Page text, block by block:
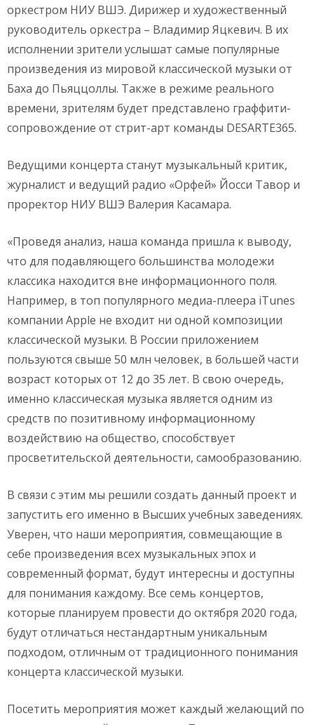
оркестром НИУ ВШЭ. Дирижер и художественный
руководитель оркестра – Владимир Яцкевич. В их
исполнении зрители услышат самые популярные
произведения из мировой классической музыки от
Баха до Пьяццоллы. Также в режиме реального
времени, зрителям будет представлено граффити-
сопровождение от стрит-арт команды DESARTE365.
Ведущими концерта станут музыкальный критик,
журналист и ведущий радио «Орфей» Йосси Тавор и
проректор НИУ ВШЭ Валерия Касамара.
«Проведя анализ, наша команда пришла к выводу,
что для подавляющего большинства молодежи
классика находится вне информационного поля.
Например, в топ популярного медиа-плеера iTunes
компании Apple не входит ни одной композиции
классической музыки. В России приложением
пользуются свыше 50 млн человек, в большей части
возраст которых от 12 до 35 лет. В свою очередь,
именно классическая музыка является одним из
средств по позитивному информационному
воздействию на общество, способствует
просветительской деятельности, самообразованию.
В связи с этим мы решили создать данный проект и
запустить его именно в Высших учебных заведениях.
Уверен, что наши мероприятия, совмещающие в
себе произведения всех музыкальных эпох и
современный формат, будут интересны и доступны
для понимания каждому. Все семь концертов,
которые планируем провести до октября 2020 года,
будут отличаться нестандартным уникальным
подходом, отличным от традиционного понимания
концерта классической музыки.
Посетить мероприятия может каждый желающий по